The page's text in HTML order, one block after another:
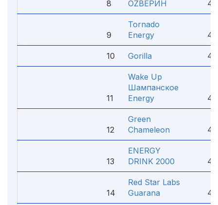
8 ОZВЕРИН
9
Tornado
Energy
4.5
10 Gorilla 4.5
11
Wake Up
Шампанское
Energy
4.5
12
Green
Chameleon
4.5
13
ENERGY
DRINK 2000
4.5
14
Red Star Labs
Guarana